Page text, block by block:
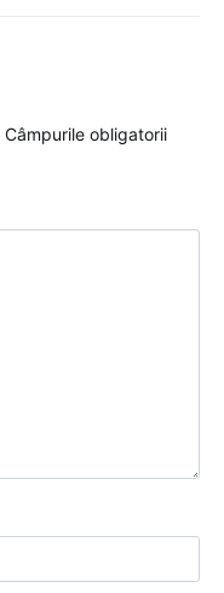
Câmpurile obligatorii